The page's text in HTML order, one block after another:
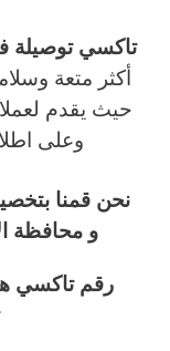
تاكسي توصيلة
حيث يقدم
وعلى
نحن قمنا
و محافظة
رقم تاكسي